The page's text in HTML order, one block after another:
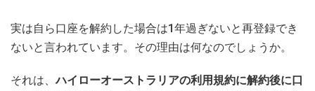
実は自ら口座を解約した場合は1年過ぎないと再登録でき
ないと言われています。その理由は何なのでしょうか。
それは、ハイローオーストラリアの利用規約に解約後に口